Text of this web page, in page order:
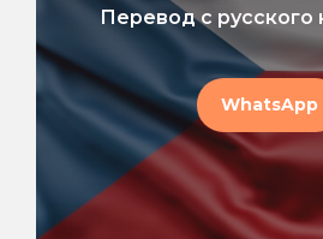
Перевод с русского
WhatsApp